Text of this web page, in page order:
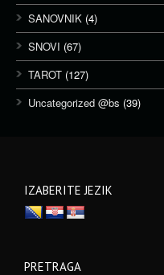
SANOVNIK (4)
SNOVI (67)
TAROT (127)
Uncategorized @bs (39)
IZABERITE JEZIK
PRETRAGA